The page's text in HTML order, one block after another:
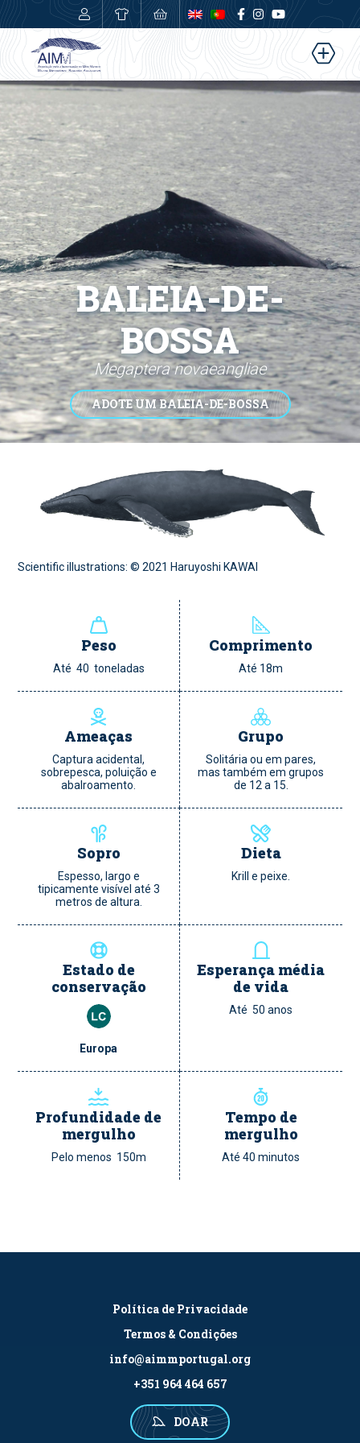
BALEIA-DE-
BOSSA
Megaptera novaeangliae
ADOTE UM BALEIA-DE-BOSSA
Scientific illustrations: © 2021 Haruyoshi KAWAI
Peso
Até 40 toneladas
Comprimento
Até 18m
Ameaças
Captura acidental,
sobrepesca, poluição e
abalroamento.
Grupo
Solitária ou em pares,
mas também em grupos
de 12 a 15.
Sopro
Espesso, largo e
tipicamente visível até 3
metros de altura.
Dieta
Krill e peixe.
Estado de
conservação
Europa
Esperança média
de vida
Até 50 anos
Profundidade de
mergulho
Pelo menos 150m
Tempo de
mergulho
Até 40 minutos
Política de Privacidade
Termos & Condições
info@aimmportugal.org
+351 964 464 657
DOAR